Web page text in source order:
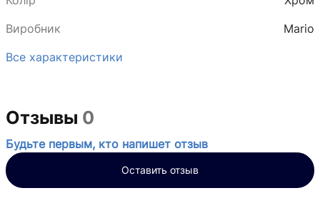
Виробник
Mario
Все характеристики
Отзывы 0
Будьте первым, кто напишет отзыв
Оставить отзыв